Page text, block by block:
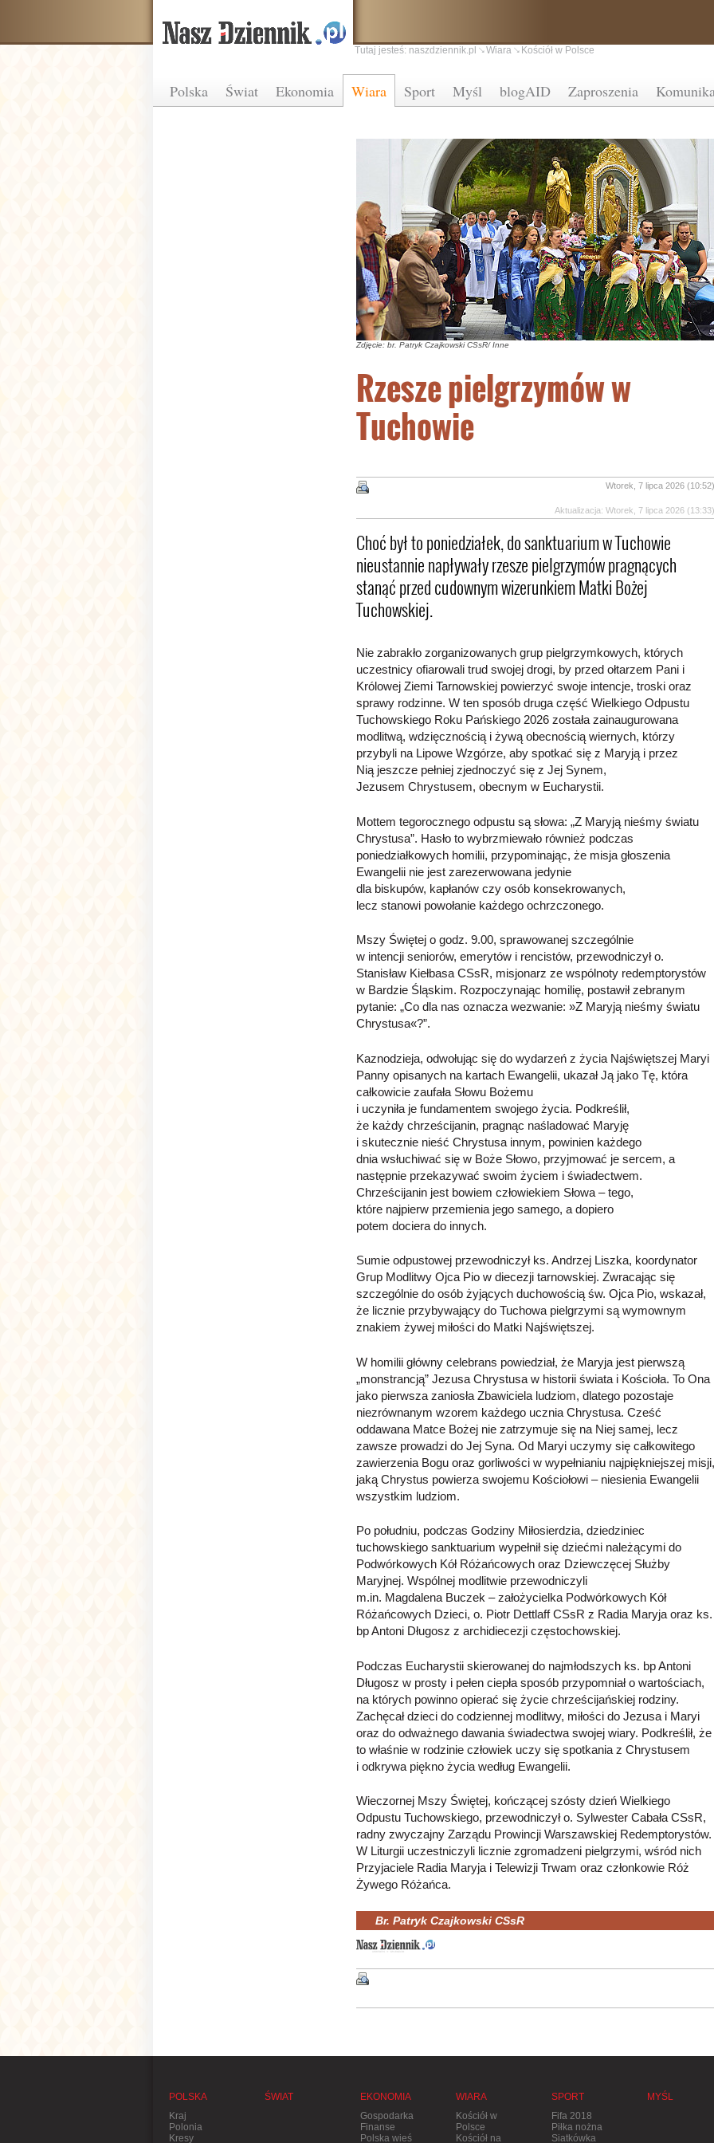
Polska Świat Ekonomia Wiara Sport Myśl blogAID Zaproszenia
Tutaj jesteś: naszdziennik.pl Wiara Kościół w Polsce
Zdjęcie: br. Patryk Czajkowski CSsR/ Inne
Rzesze pielgrzymów w
Tuchowie
Wtorek, 7 lipca 2026 (10:52)
Aktualizacja: Wtorek, 7 lipca 2026 (13:33)
Choć był to poniedziałek, do sanktuarium w Tuchowie
nieustannie napływały rzesze pielgrzymów pragnących
stanąć przed cudownym wizerunkiem Matki Bożej
Tuchowskiej.
Nie zabrakło zorganizowanych grup pielgrzymkowych, których
uczestnicy ofiarowali trud swojej drogi, by przed ołtarzem Pani i
Królowej Ziemi Tarnowskiej powierzyć swoje intencje, troski oraz
sprawy rodzinne. W ten sposób druga część Wielkiego Odpustu
Tuchowskiego Roku Pańskiego 2026 została zainaugurowana
modlitwą, wdzięcznością i żywą obecnością wiernych, którzy
przybyli na Lipowe Wzgórze, aby spotkać się z Maryją i przez
Nią jeszcze pełniej zjednoczyć się z Jej Synem,
Jezusem Chrystusem, obecnym w Eucharystii.
Mottem tegorocznego odpustu są słowa: „Z Maryją nieśmy światu
Chrystusa”. Hasło to wybrzmiewało również podczas
poniedziałkowych homilii, przypominając, że misja głoszenia
Ewangelii nie jest zarezerwowana jedynie
dla biskupów, kapłanów czy osób konsekrowanych,
lecz stanowi powołanie każdego ochrzczonego.
Mszy Świętej o godz. 9.00, sprawowanej szczególnie
w intencji seniorów, emerytów i rencistów, przewodniczył o.
Stanisław Kiełbasa CSsR, misjonarz ze wspólnoty redemptorystów
w Bardzie Śląskim. Rozpoczynając homilię, postawił zebranym
pytanie: „Co dla nas oznacza wezwanie: »Z Maryją nieśmy światu
Chrystusa«?”.
Kaznodzieja, odwołując się do wydarzeń z życia Najświętszej Maryi
Panny opisanych na kartach Ewangelii, ukazał Ją jako Tę, która
całkowicie zaufała Słowu Bożemu
i uczyniła je fundamentem swojego życia. Podkreślił,
że każdy chrześcijanin, pragnąc naśladować Maryję
i skutecznie nieść Chrystusa innym, powinien każdego
dnia wsłuchiwać się w Boże Słowo, przyjmować je sercem, a
następnie przekazywać swoim życiem i świadectwem.
Chrześcijanin jest bowiem człowiekiem Słowa – tego,
które najpierw przemienia jego samego, a dopiero
potem dociera do innych.
Sumie odpustowej przewodniczył ks. Andrzej Liszka, koordynator
Grup Modlitwy Ojca Pio w diecezji tarnowskiej. Zwracając się
szczególnie do osób żyjących duchowością św. Ojca Pio, wskazał,
że licznie przybywający do Tuchowa pielgrzymi są wymownym
znakiem żywej miłości do Matki Najświętszej.
W homilii główny celebrans powiedział, że Maryja jest pierwszą
„monstrancją” Jezusa Chrystusa w historii świata i Kościoła. To Ona
jako pierwsza zaniosła Zbawiciela ludziom, dlatego pozostaje
niezrównanym wzorem każdego ucznia Chrystusa. Cześć
oddawana Matce Bożej nie zatrzymuje się na Niej samej, lecz
zawsze prowadzi do Jej Syna. Od Maryi uczymy się całkowitego
zawierzenia Bogu oraz gorliwości w wypełnianiu najpiękniejszej misji,
jaką Chrystus powierza swojemu Kościołowi – niesienia Ewangelii
wszystkim ludziom.
Po południu, podczas Godziny Miłosierdzia, dziedziniec
tuchowskiego sanktuarium wypełnił się dziećmi należącymi do
Podwórkowych Kół Różańcowych oraz Dziewczęcej Służby
Maryjnej. Wspólnej modlitwie przewodniczyli
m.in. Magdalena Buczek – założycielka Podwórkowych Kół
Różańcowych Dzieci, o. Piotr Dettlaff CSsR z Radia Maryja oraz ks.
bp Antoni Długosz z archidiecezji częstochowskiej.
Podczas Eucharystii skierowanej do najmłodszych ks. bp Antoni
Długosz w prosty i pełen ciepła sposób przypomniał o wartościach,
na których powinno opierać się życie chrześcijańskiej rodziny.
Zachęcał dzieci do codziennej modlitwy, miłości do Jezusa i Maryi
oraz do odważnego dawania świadectwa swojej wiary. Podkreślił, że
to właśnie w rodzinie człowiek uczy się spotkania z Chrystusem
i odkrywa piękno życia według Ewangelii.
Wieczornej Mszy Świętej, kończącej szósty dzień Wielkiego
Odpustu Tuchowskiego, przewodniczył o. Sylwester Cabała CSsR,
radny zwyczajny Zarządu Prowincji Warszawskiej Redemptorystów.
W Liturgii uczestniczyli licznie zgromadzeni pielgrzymi, wśród nich
Przyjaciele Radia Maryja i Telewizji Trwam oraz członkowie Róż
Żywego Różańca.
Br. Patryk Czajkowski CSsR
POLSKA
Kraj
Polonia
Kresy
ŚWIAT
EKONOMIA
Gospodarka
Finanse
Polska wieś
WIARA
Kościół w
Polsce
Kościół na
SPORT
Fifa 2018
Piłka nożna
Siatkówka
MYŚL